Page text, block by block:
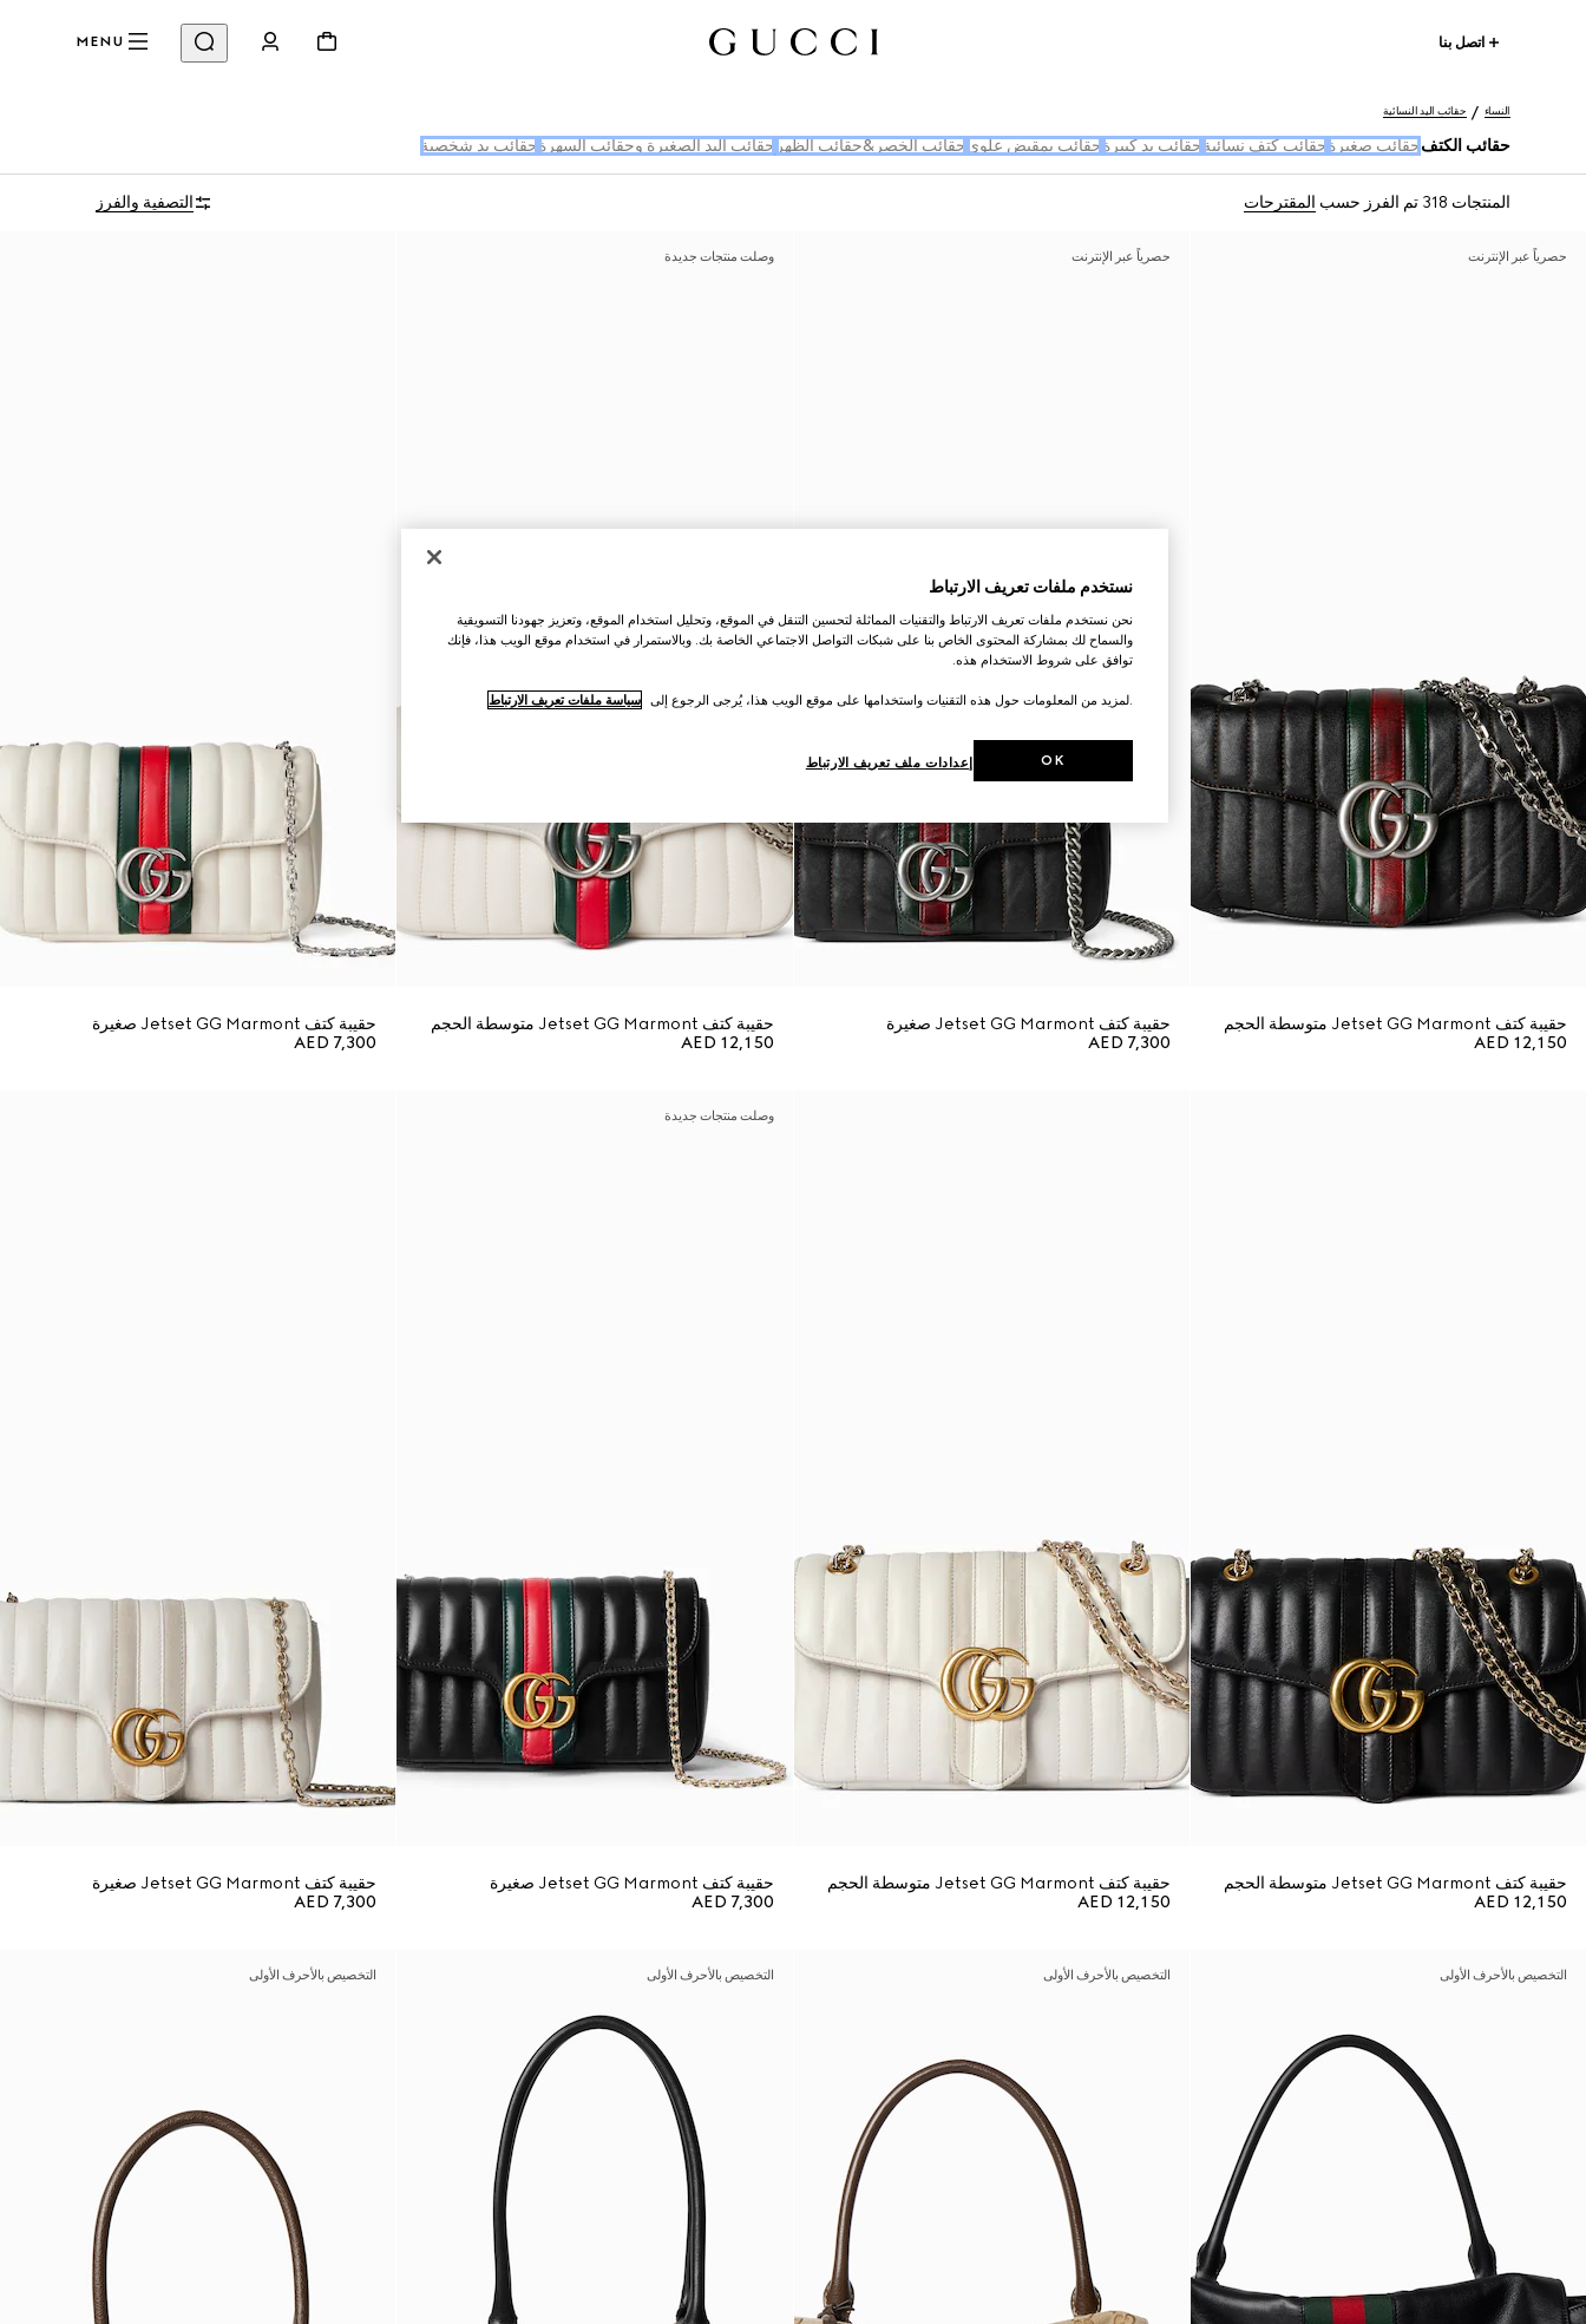
اتصل بنا MENU
النساء حقائب اليد النسائية
حقائب الكتف حقائب صغيرة حقائب كتف نسائية حقائب يد كبيرة حقائب بمقبض علوي حقائب الخصر&حقائب الظهر حقائب اليد الصغيرة وحقائب السهرة حقائب يد شخصية
المنتجات 318 تم الفرز حسب المقترحات التصفية والفرز
حصرياً عبر الإنترنت
حقيبة كتف Jetset GG Marmont متوسطة الحجم
AED 12,150
حصرياً عبر الإنترنت
حقيبة كتف Jetset GG Marmont صغيرة
AED 7,300
وصلت منتجات جديدة
حقيبة كتف Jetset GG Marmont متوسطة الحجم
AED 12,150
حقيبة كتف Jetset GG Marmont صغيرة
AED 7,300
حقيبة كتف Jetset GG Marmont متوسطة الحجم
AED 12,150
حقيبة كتف Jetset GG Marmont متوسطة الحجم
AED 12,150
وصلت منتجات جديدة
حقيبة كتف Jetset GG Marmont صغيرة
AED 7,300
حقيبة كتف Jetset GG Marmont صغيرة
AED 7,300
التخصيص بالأحرف الأولى التخصيص بالأحرف الأولى التخصيص بالأحرف الأولى التخصيص بالأحرف الأولى
نستخدم ملفات تعريف الارتباط
نحن نستخدم ملفات تعريف الارتباط والتقنيات المماثلة لتحسين التنقل في الموقع، وتحليل استخدام الموقع، وتعزيز جهودنا التسويقية
والسماح لك بمشاركة المحتوى الخاص بنا على شبكات التواصل الاجتماعي الخاصة بك. وبالاستمرار في استخدام موقع الويب هذا، فإنك
توافق على شروط الاستخدام هذه.
.لمزيد من المعلومات حول هذه التقنيات واستخدامها على موقع الويب هذا، يُرجى الرجوع إلى سياسة ملفات تعريف الارتباط
إعدادات ملف تعريف الارتباط OK